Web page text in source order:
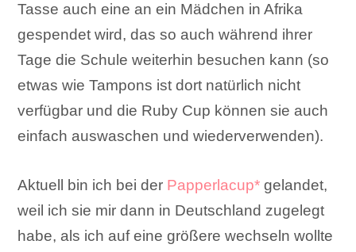
Tasse auch eine an ein Mädchen in Afrika
gespendet wird, das so auch während ihrer
Tage die Schule weiterhin besuchen kann (so
etwas wie Tampons ist dort natürlich nicht
verfügbar und die Ruby Cup können sie auch
einfach auswaschen und wiederverwenden).
Aktuell bin ich bei der Papperlacup* gelandet,
weil ich sie mir dann in Deutschland zugelegt
habe, als ich auf eine größere wechseln wollte